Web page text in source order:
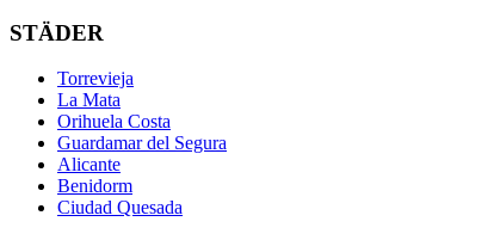
STÄDER
Torrevieja
La Mata
Orihuela Costa
Guardamar del Segura
Alicante
Benidorm
Ciudad Quesada